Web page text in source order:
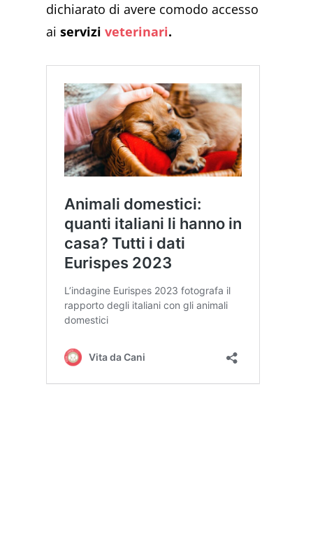
dichiarato di avere comodo accesso
aiserviziveterinari.